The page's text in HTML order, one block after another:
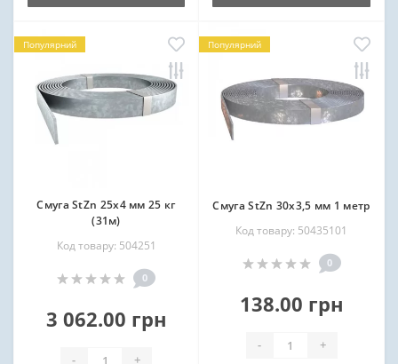
Популярний
Смуга StZn 25х4 мм 25 кг
(31м)
Код товару: 504251
0
3 062.00 грн
- +
Популярний
Смуга StZn 30х3,5 мм 1 метр
Код товару: 50435101
0
138.00 грн
- +